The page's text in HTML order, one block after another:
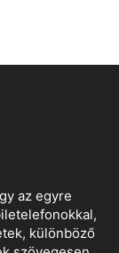
az egyre
különböző